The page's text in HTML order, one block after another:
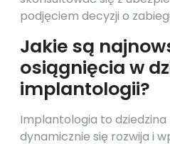
podjęciem decyzji o
Jakie są
osiągnięcia w
implantologii?
Implantologia to
dynamicznie się rozwija i